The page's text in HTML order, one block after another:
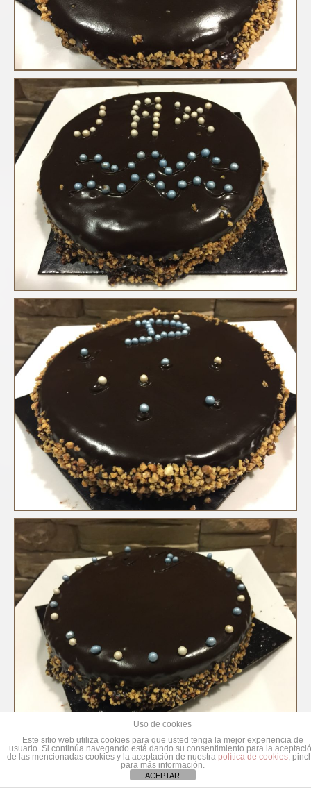
Uso de cookies
Este sitio web utiliza cookies para que usted tenga la mejor experiencia de
usuario. Si continúa navegando está dando su consentimiento para la
de las mencionadas cookies y la aceptación de nuestra política de cookies,
para más información.
ACEPTAR